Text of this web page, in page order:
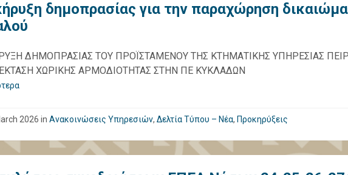
δημοπρασίας για την παραχώρηση
ΔΗΜΟΠΡΑΣΙΑΣ ΤΟΥ ΠΡΟΪΣΤΑΜΕΝΟΥ ΤΗΣ ΚΤΗΜΑΤΙΚΗΣ ΥΠΗΡΕΣΙΑΣ
ΧΩΡΙΚΗΣ ΑΡΜΟΔΙΟΤΗΤΑΣ ΣΤΗΝ ΠΕ ΚΥΚΛΑΔΩΝ
2026 in Ανακοινώσεις Υπηρεσιών, Δελτία Τύπου – Νέα, Προκηρύξεις